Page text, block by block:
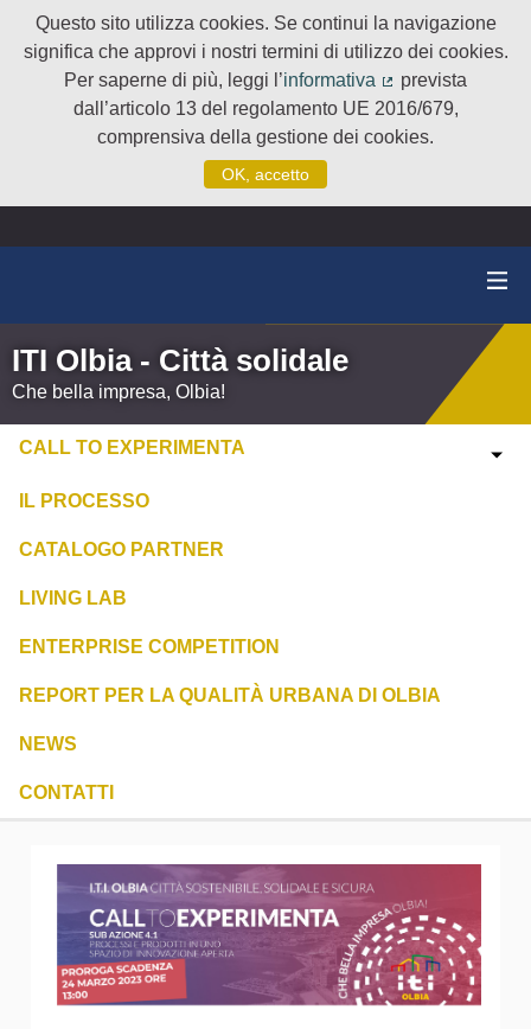
Questo sito utilizza cookies. Se continui la navigazione
significa che approvi i nostri termini di utilizzo dei cookies.
Per saperne di più, leggi l’informativa
(Collegamento
prevista
dall’articolo 13 del regolamento UE 2016/679,
comprensiva della gestione dei cookies.
OK, accetto
ITI Olbia - Città solidale
Che bella impresa, Olbia!
CALL TO EXPERIMENTA
IL PROCESSO
CATALOGO PARTNER
LIVING LAB
ENTERPRISE COMPETITION
REPORT PER LA QUALITÀ URBANA DI OLBIA
NEWS
CONTATTI